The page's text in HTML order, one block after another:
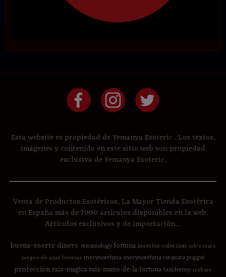
Esta website es propiedad de Yemanya Esoteric . Los textos,
imágenes y contenido en este sitio web son propiedad
exclusiva de Yemanya Esoteric.
Venta de Productos Esotéricos, La Mayor Tienda Esotérica
en España más de 7000 artículos disponibles en la web.
Artículos exclusivos y de importación....
buena-suertedinero entomologyfortunainsectos-coleccion job's tears
juegos-de-azar loterias mecynorrhinamecynorrhina torquata poggei
proteccion raiz-magica raiz-mano-de-la-fortunataxidermy trabajo